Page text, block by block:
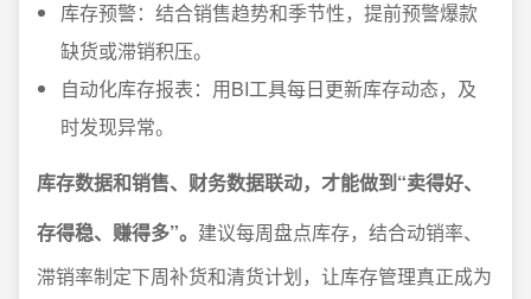
库存预警：结合销售趋势和季节性，提前预警爆款
缺货或滞销积压。
自动化库存报表：用BI工具每日更新库存动态，及
时发现异常。
库存数据和销售、财务数据联动，才能做到“卖得好、
存得稳、赚得多”。 建议每周盘点库存，结合动销率、
滞销率制定下周补货和清货计划，让库存管理真正成为